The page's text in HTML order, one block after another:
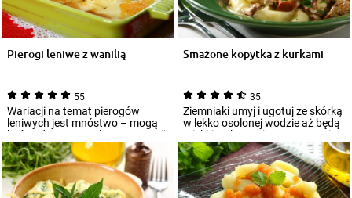
Pierogi leniwe z wanilią
55
Wariacji na temat pierogów
leniwych jest mnóstwo – mogą
być podawane zarówno w wersji
wytrawnej...
Smażone kopytka z kurkami
35
Ziemniaki umyj i ugotuj ze skórką
w lekko osolonej wodzie aż będą
miękkie, ok 30 minut. Następni...